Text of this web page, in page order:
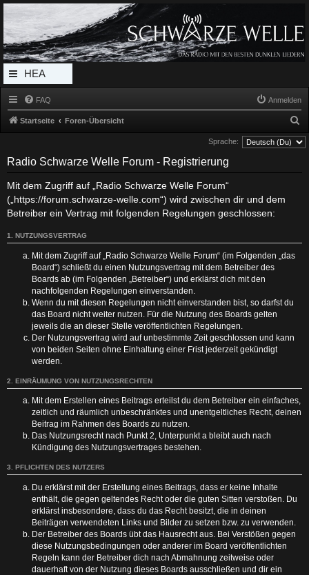
Radio Schwarze Welle Forum
Das Radio mit den Besten Dunklen Liedern
HEA
DERL
MEN
U
FAQ Anmelden
Startseite Foren-Übersicht
u
Sprache:
Radio Schwarze Welle Forum - Registrierung
Mit dem Zugriff auf „Radio Schwarze Welle Forum“
(„https://forum.schwarze-welle.com“) wird zwischen dir und dem
Betreiber ein Vertrag mit folgenden Regelungen geschlossen:
1. NUTZUNGSVERTRAG
Mit dem Zugriff auf „Radio Schwarze Welle Forum“ (im Folgenden „das
Board“) schließt du einen Nutzungsvertrag mit dem Betreiber des
Boards ab (im Folgenden „Betreiber“) und erklärst dich mit den
nachfolgenden Regelungen einverstanden.
Wenn du mit diesen Regelungen nicht einverstanden bist, so darfst du
das Board nicht weiter nutzen. Für die Nutzung des Boards gelten
jeweils die an dieser Stelle veröffentlichten Regelungen.
Der Nutzungsvertrag wird auf unbestimmte Zeit geschlossen und kann
von beiden Seiten ohne Einhaltung einer Frist jederzeit gekündigt
werden.
2. EINRÄUMUNG VON NUTZUNGSRECHTEN
Mit dem Erstellen eines Beitrags erteilst du dem Betreiber ein einfaches,
zeitlich und räumlich unbeschränktes und unentgeltliches Recht, deinen
Beitrag im Rahmen des Boards zu nutzen.
Das Nutzungsrecht nach Punkt 2, Unterpunkt a bleibt auch nach
Kündigung des Nutzungsvertrages bestehen.
3. PFLICHTEN DES NUTZERS
Du erklärst mit der Erstellung eines Beitrags, dass er keine Inhalte
enthält, die gegen geltendes Recht oder die guten Sitten verstoßen. Du
erklärst insbesondere, dass du das Recht besitzt, die in deinen
Beiträgen verwendeten Links und Bilder zu setzen bzw. zu verwenden.
Der Betreiber des Boards übt das Hausrecht aus. Bei Verstößen gegen
diese Nutzungsbedingungen oder anderer im Board veröffentlichten
Regeln kann der Betreiber dich nach Abmahnung zeitweise oder
dauerhaft von der Nutzung dieses Boards ausschließen und dir ein